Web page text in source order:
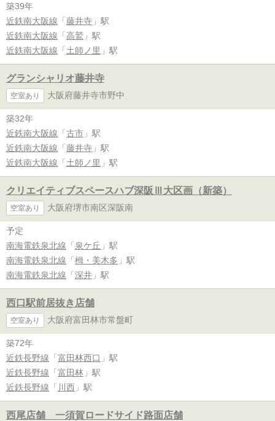
築39年
近鉄南大阪線 「 藤井寺 」駅
近鉄南大阪線 「 高鷲 」駅
近鉄南大阪線 「 土師ノ里 」駅
グランシャリオ藤井寺
空室あり 大阪府藤井寺市野中
築32年
近鉄南大阪線 「 古市 」駅
近鉄南大阪線 「 藤井寺 」駅
近鉄南大阪線 「 土師ノ里 」駅
クリエイティブスペースハブ深阪Ⅲ大区画（新築）
空室あり 大阪府堺市南区深阪南
予定
南海電鉄泉北線 「 泉ケ丘 」駅
南海電鉄泉北線 「 栂・美木多 」駅
南海電鉄泉北線 「 深井 」駅
西口駅前居抜き店舗
空室あり 大阪府富田林市常盤町
築72年
近鉄長野線 「 富田林西口 」駅
近鉄長野線 「 富田林 」駅
近鉄長野線 「 川西 」駅
西尾店舗 一須賀ロードサイド路面店舗